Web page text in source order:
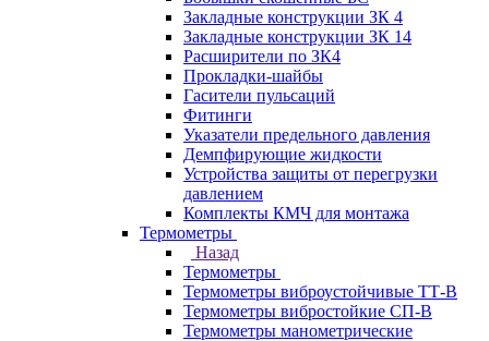
Закладные конструкции ЗК 4
Закладные конструкции ЗК 14
Расширители по ЗК4
Прокладки-шайбы
Гасители пульсаций
Фитинги
Указатели предельного давления
Демпфирующие жидкости
Устройства защиты от перегрузки
давлением
Комплекты КМЧ для монтажа
Термометры
Назад
Термометры
Термометры виброустойчивые ТТ-В
Термометры вибростойкие СП-В
Термометры манометрические